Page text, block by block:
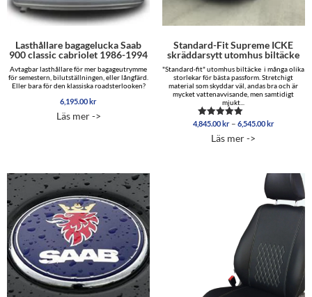
Lasthållare bagagelucka Saab
900 classic cabriolet 1986-1994
Avtagbar lasthållare för mer bagageutrymme
för semestern, bilutställningen, eller långfärd.
Eller bara för den klassiska roadsterlooken?
6,195.00 kr
Läs mer ->
Standard-Fit Supreme ICKE
skräddarsytt utomhus biltäcke
"Standard-fit" utomhus biltäcke i många olika
storlekar för bästa passform. Stretchigt
material som skyddar väl, andas bra och är
mycket vattenavvisande, men samtidigt
mjukt...
Betygsatt
av 5
4,845.00 kr – 6,545.00 kr
Läs mer ->